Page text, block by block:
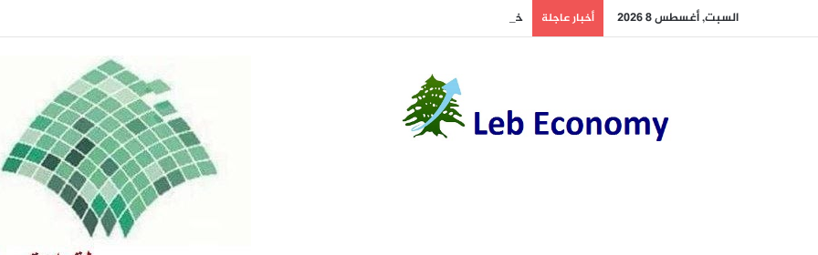
السبت, أغسطس 8 2026 أخبار عاجلة خاص – لبنان يتصدر عربياً في مؤشرين( إنفوغراف)